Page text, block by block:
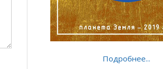
Подробнее...